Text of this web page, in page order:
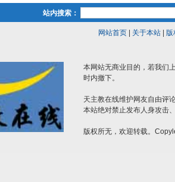
站内搜索：
网站首页| 关于本站| 版
本网站无商业目的，若我们
时内撤下。
天主教在线维护网友自由评
本站绝对禁止发布人身攻击
版权所无，欢迎转载。